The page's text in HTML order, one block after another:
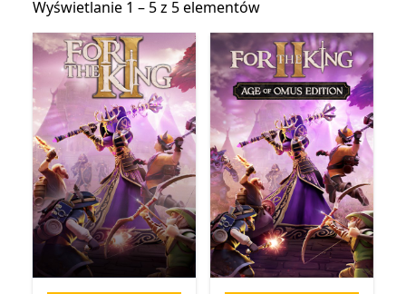
Wyświetlanie 1 – 5 z 5 elementów
Wyświetlanie 1 – 5 z 5 elementów